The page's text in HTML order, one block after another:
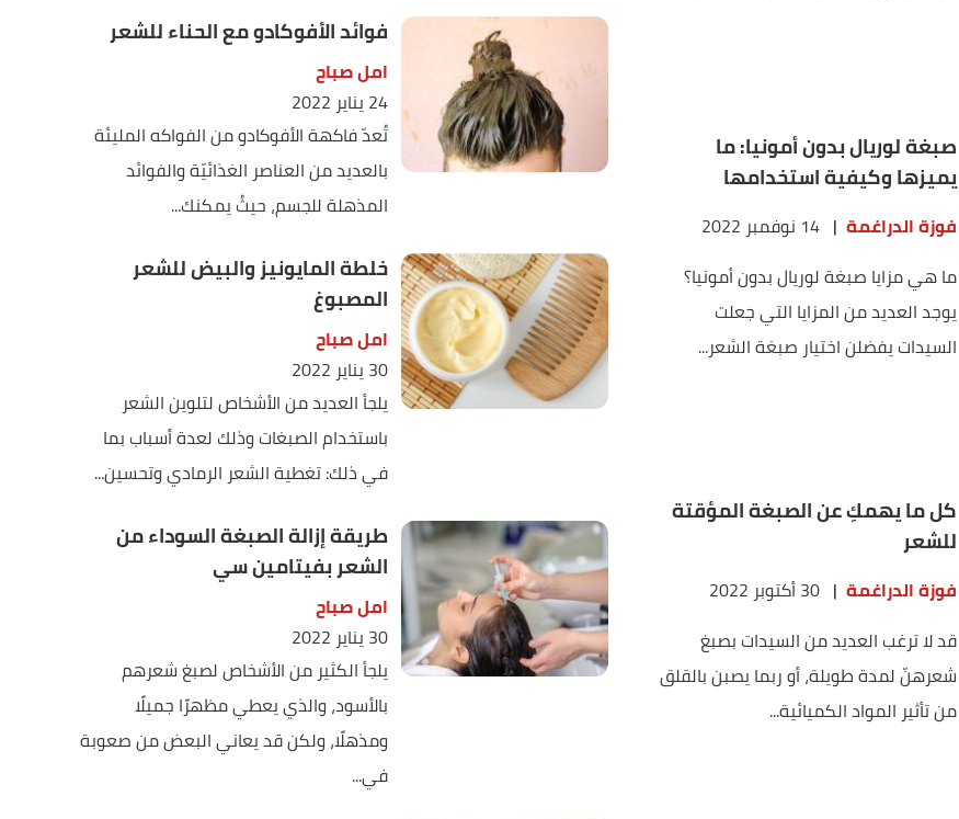
صبغة لوريال بدون أمونيا: ما
يميزها وكيفية استخدامها
فوزة الدراغمة | 14 نوفمبر 2022
ما هي مزايا صبغة لوريال بدون أمونيا؟
يوجد العديد من المزايا التي جعلت
السيدات يفضلن اختيار صبغة الشعر...
كل ما يهمكِ عن الصبغة المؤقتة
للشعر
فوزة الدراغمة | 30 أكتوبر 2022
قد لا ترغب العديد من السيدات بصبغ
شعرهنّ لمدة طويلة، أو ربما يصبن بالقلق
من تأثير المواد الكميائية...
فوائد الأفوكادو مع الحناء للشعر
امل صباح
24 يناير 2022
تُعدّ فاكهة الأفوكادو من الفواكه المليئة
بالعديد من العناصر الغذائيّة والفوائد
المذهلة للجسم، حيثُ يمكنك...
خلطة المايونيز والبيض للشعر
المصبوغ
امل صباح
30 يناير 2022
يلجأ العديد من الأشخاص لتلوين الشعر
باستخدام الصبغات وذلك لعدة أسباب بما
في ذلك: تغطية الشعر الرمادي وتحسين...
طريقة إزالة الصبغة السوداء من
الشعر بفيتامين سي
امل صباح
30 يناير 2022
يلجأ الكثير من الأشخاص لصبغ شعرهم
بالأسود، والذي يعطي مظهرًا جميلًا
ومذهلًا، ولكن قد يعاني البعض من صعوبة
في...